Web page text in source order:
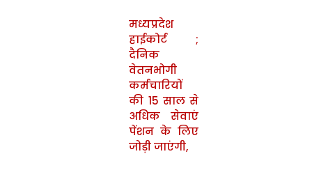
मध्यप्रदेश
हाईकोर्ट ;
दैनिक
वेतनभोगी
कर्मचारियों
की 15 साल से
अधिक सेवाएं
पेंशन के लिए
जोड़ी जाएंगी,